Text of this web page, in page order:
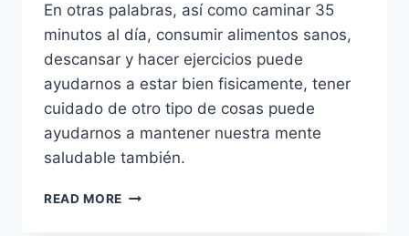
En otras palabras, así como caminar 35
minutos al día, consumir alimentos sanos,
descansar y hacer ejercicios puede
ayudarnos a estar bien fisicamente, tener
cuidado de otro tipo de cosas puede
ayudarnos a mantener nuestra mente
saludable también.
READ MORE 10